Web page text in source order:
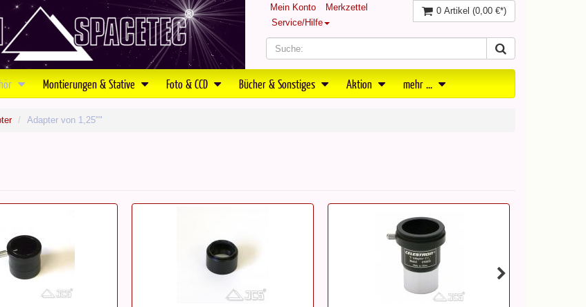
Mein Konto
Merkzettel
Service/Hilfe
0 Artikel (0,00 €*)
Montierungen & Stative Foto & CCD Bücher & Sonstiges Aktion mehr ...
Adapter von 1,25""